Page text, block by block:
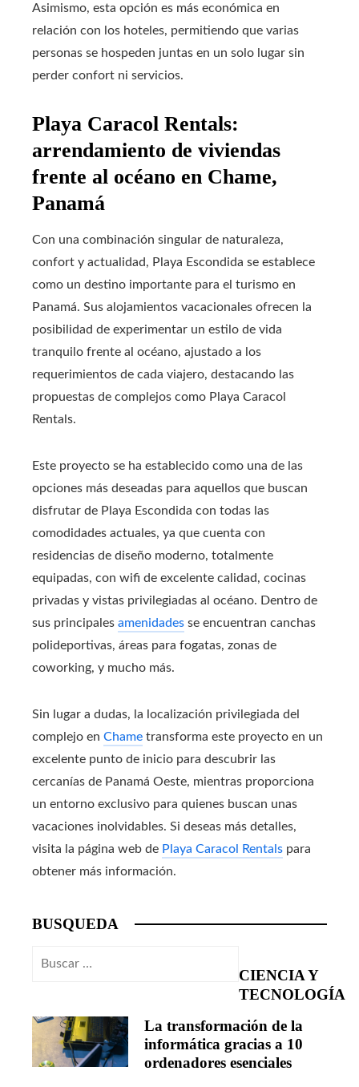
Asimismo, esta opción es más económica en
relación con los hoteles, permitiendo que varias
personas se hospeden juntas en un solo lugar sin
perder confort ni servicios.
Playa Caracol Rentals:
arrendamiento de viviendas
frente al océano en Chame,
Panamá
Con una combinación singular de naturaleza,
confort y actualidad, Playa Escondida se establece
como un destino importante para el turismo en
Panamá. Sus alojamientos vacacionales ofrecen la
posibilidad de experimentar un estilo de vida
tranquilo frente al océano, ajustado a los
requerimientos de cada viajero, destacando las
propuestas de complejos como Playa Caracol
Rentals.
Este proyecto se ha establecido como una de las
opciones más deseadas para aquellos que buscan
disfrutar de Playa Escondida con todas las
comodidades actuales, ya que cuenta con
residencias de diseño moderno, totalmente
equipadas, con wifi de excelente calidad, cocinas
privadas y vistas privilegiadas al océano. Dentro de
sus principales amenidades se encuentran canchas
polideportivas, áreas para fogatas, zonas de
coworking, y mucho más.
Sin lugar a dudas, la localización privilegiada del
complejo en Chame transforma este proyecto en un
excelente punto de inicio para descubrir las
cercanías de Panamá Oeste, mientras proporciona
un entorno exclusivo para quienes buscan unas
vacaciones inolvidables. Si deseas más detalles,
visita la página web de Playa Caracol Rentals para
obtener más información.
BUSQUEDA
Buscar:
CIENCIA Y
TECNOLOGÍA
La transformación de la
informática gracias a 10
ordenadores esenciales